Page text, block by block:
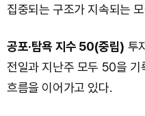
집중되는 구조가 지속되는
공포·탐욕 지수 50(중립) 투
전일과 지난주 모두 50을 기
흐름을 이어가고 있다.